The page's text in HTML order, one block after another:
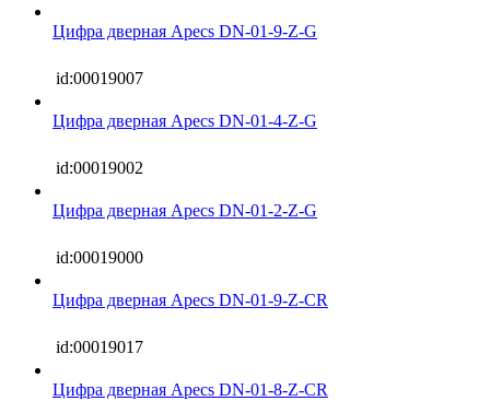
Цифра дверная Apecs DN-01-9-Z-G
id:00019007
Цифра дверная Apecs DN-01-4-Z-G
id:00019002
Цифра дверная Apecs DN-01-2-Z-G
id:00019000
Цифра дверная Apecs DN-01-9-Z-CR
id:00019017
Цифра дверная Apecs DN-01-8-Z-CR